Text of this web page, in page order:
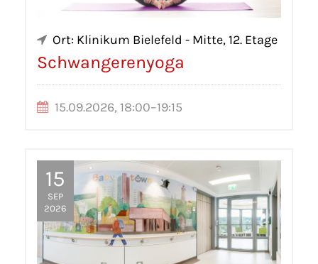
Ort: Klinikum Bielefeld - Mitte, 12. Etage
Schwangerenyoga
15.09.2026, 18:00–19:15
15
SEP
2026